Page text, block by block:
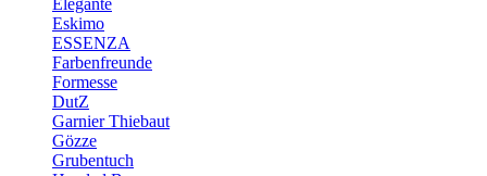
Elegante
Eskimo
ESSENZA
Farbenfreunde
Formesse
DutZ
Garnier Thiebaut
Gözze
Grubentuch